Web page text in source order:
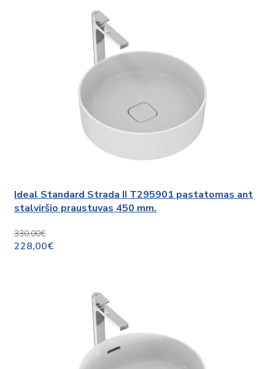
Ideal Standard Strada II T295901 pastatomas ant
stalviršio praustuvas 450 mm.
330,00€
228,00€